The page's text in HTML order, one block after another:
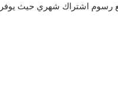
دفع رسوم اشتراك شهري حيث يوفر